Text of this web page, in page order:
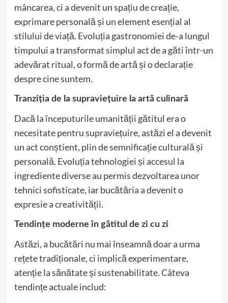
mâncarea, ci a devenit un spațiu de creație,
exprimare personală și un element esențial al
stilului de viață. Evoluția gastronomiei de-a lungul
timpului a transformat simplul act de a găti într-un
adevărat ritual, o formă de artă și o declarație
despre cine suntem.
Tranziția de la supraviețuire la artă culinară
Dacă la începuturile umanității gătitul era o
necesitate pentru supraviețuire, astăzi el a devenit
un act conștient, plin de semnificație culturală și
personală. Evoluția tehnologiei și accesul la
ingrediente diverse au permis dezvoltarea unor
tehnici sofisticate, iar bucătăria a devenit o
expresie a creativității.
Tendințe moderne în gătitul de zi cu zi
Astăzi, a bucătări nu mai înseamnă doar a urma
rețete tradiționale, ci implică experimentare,
atenție la sănătate și sustenabilitate. Câteva
tendințe actuale includ: